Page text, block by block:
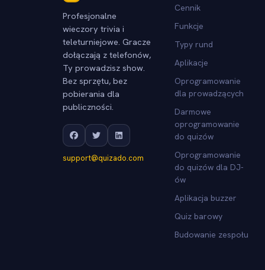
Profesjonalne
wieczory trivia i
teleturniejowe. Gracze
dołączają z telefonów,
Ty prowadzisz show.
Bez sprzętu, bez
pobierania dla
publiczności.
support@quizado.com
Cennik
Funkcje
Typy rund
Aplikacje
Oprogramowanie
dla prowadzących
Darmowe
oprogramowanie
do quizów
Oprogramowanie
do quizów dla DJ-
ów
Aplikacja buzzer
Quiz barowy
Budowanie zespołu